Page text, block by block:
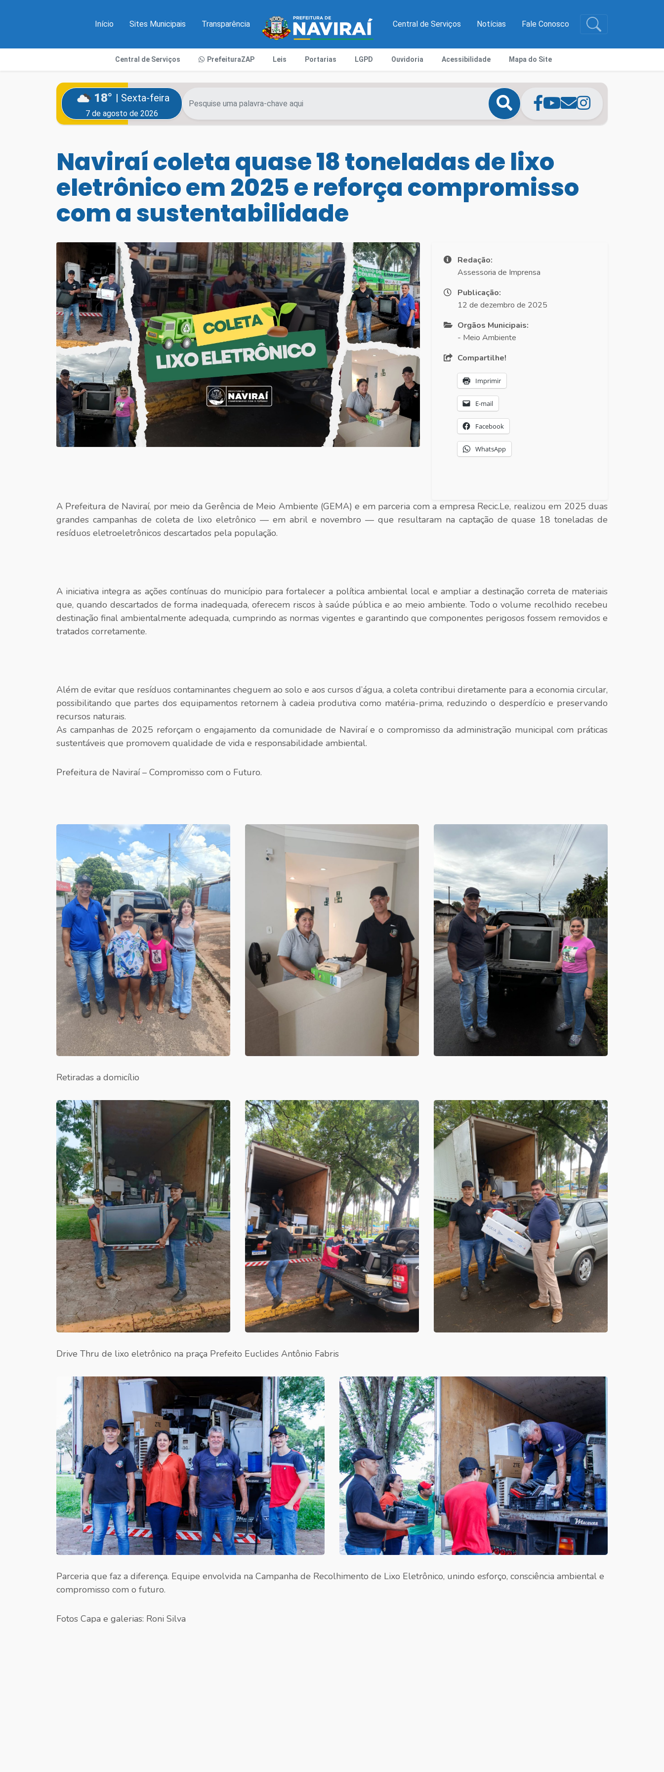
Início Sites Municipais Transparência Central de Serviços Notícias Fale Conosco
Central de Serviços PrefeituraZAP Leis Portarias LGPD Ouvidoria Acessibilidade Mapa do Site
18° | Sexta-feira
7 de agosto de 2026
Naviraí coleta quase 18 toneladas de lixo
eletrônico em 2025 e reforça compromisso
com a sustentabilidade
Redação:
Assessoria de Imprensa
Publicação:
12 de dezembro de 2025
Orgãos Municipais:
- Meio Ambiente
Compartilhe!
Imprimir
E-mail
Facebook
WhatsApp
A Prefeitura de Naviraí, por meio da Gerência de Meio Ambiente (GEMA) e em parceria com a empresa Recic.Le, realizou em 2025 duas
grandes campanhas de coleta de lixo eletrônico — em abril e novembro — que resultaram na captação de quase 18 toneladas de
resíduos eletroeletrônicos descartados pela população.
A iniciativa integra as ações contínuas do município para fortalecer a política ambiental local e ampliar a destinação correta de materiais
que, quando descartados de forma inadequada, oferecem riscos à saúde pública e ao meio ambiente. Todo o volume recolhido recebeu
destinação final ambientalmente adequada, cumprindo as normas vigentes e garantindo que componentes perigosos fossem removidos e
tratados corretamente.
Além de evitar que resíduos contaminantes cheguem ao solo e aos cursos d’água, a coleta contribui diretamente para a economia circular,
possibilitando que partes dos equipamentos retornem à cadeia produtiva como matéria-prima, reduzindo o desperdício e preservando
recursos naturais.
As campanhas de 2025 reforçam o engajamento da comunidade de Naviraí e o compromisso da administração municipal com práticas
sustentáveis que promovem qualidade de vida e responsabilidade ambiental.
Prefeitura de Naviraí – Compromisso com o Futuro.
Retiradas a domicílio
Drive Thru de lixo eletrônico na praça Prefeito Euclides Antônio Fabris
Parceria que faz a diferença. Equipe envolvida na Campanha de Recolhimento de Lixo Eletrônico, unindo esforço, consciência ambiental e
compromisso com o futuro.
Fotos Capa e galerias: Roni Silva